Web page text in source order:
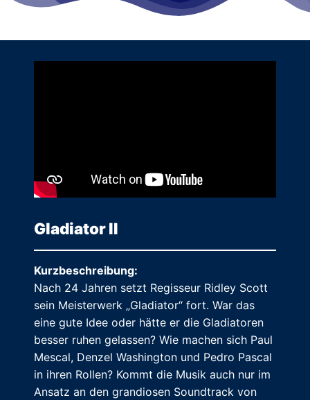
Gladiator II
Kurzbeschreibung:
Nach 24 Jahren setzt Regisseur Ridley Scott
sein Meisterwerk „Gladiator“ fort. War das
eine gute Idee oder hätte er die Gladiatoren
besser ruhen gelassen? Wie machen sich Paul
Mescal, Denzel Washington und Pedro Pascal
in ihren Rollen? Kommt die Musik auch nur im
Ansatz an den grandiosen Soundtrack von